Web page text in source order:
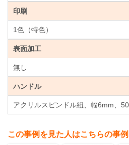
印刷
1色（特色）
表面加工
無し
ハンドル
アクリルスピンドル紐、幅6mm、
この事例を見た人はこちらの事